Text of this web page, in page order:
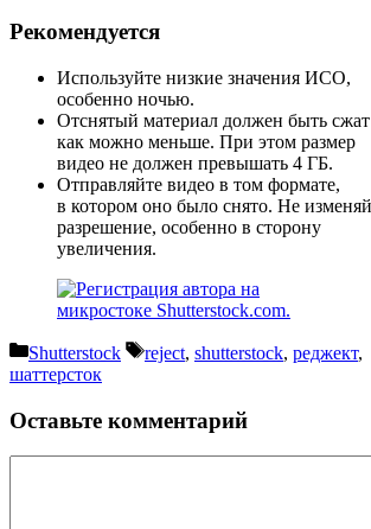
Рекомендуется
Используйте низкие значения ИСО,
особенно ночью.
Отснятый материал должен быть сжат
как можно меньше. При этом размер
видео не должен превышать 4 ГБ.
Отправляйте видео в том формате,
в котором оно было снято. Не
разрешение, особенно в сторону
увеличения.
Рубрики
Shutterstock Метки
reject, shutterstock, реджект,
шаттерсток
Оставьте комментарий